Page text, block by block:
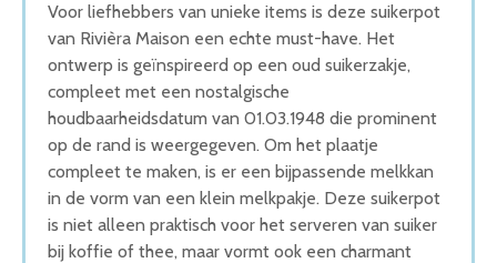
Voor liefhebbers van unieke items is deze suikerpot
van Rivièra Maison een echte must-have. Het
ontwerp is geïnspireerd op een oud suikerzakje,
compleet met een nostalgische
houdbaarheidsdatum van 01.03.1948 die prominent
op de rand is weergegeven. Om het plaatje
compleet te maken, is er een bijpassende melkkan
in de vorm van een klein melkpakje. Deze suikerpot
is niet alleen praktisch voor het serveren van suiker
bij koffie of thee, maar vormt ook een charmant